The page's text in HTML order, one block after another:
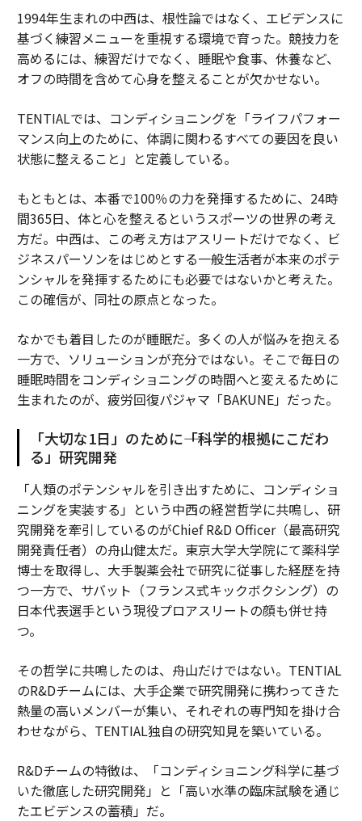
1994年生まれの中西は、根性論ではなく、エビデンスに
基づく練習メニューを重視する環境で育った。競技力を
高めるには、練習だけでなく、睡眠や食事、休養など、
オフの時間を含めて心身を整えることが欠かせない。
TENTIALでは、コンディショニングを「ライフパフォー
マンス向上のために、体調に関わるすべての要因を良い
状態に整えること」と定義している。
もともとは、本番で100％の力を発揮するために、24時
間365日、体と心を整えるというスポーツの世界の考え
方だ。中西は、この考え方はアスリートだけでなく、ビ
ジネスパーソンをはじめとする一般生活者が本来のポテ
ンシャルを発揮するためにも必要ではないかと考えた。
この確信が、同社の原点となった。
なかでも着目したのが睡眠だ。多くの人が悩みを抱える
一方で、ソリューションが充分ではない。そこで毎日の
睡眠時間をコンディショニングの時間へと変えるために
生まれたのが、疲労回復パジャマ「BAKUNE」だった。
「大切な1日」のために――「科学的根拠にこだわ
る」研究開発
「人類のポテンシャルを引き出すために、コンディショ
ニングを実装する」という中西の経営哲学に共鳴し、研
究開発を牽引しているのがChief R&D Officer（最高研究
開発責任者）の舟山健太だ。東京大学大学院にて薬科学
博士を取得し、大手製薬会社で研究に従事した経歴を持
つ一方で、サバット（フランス式キックボクシング）の
日本代表選手という現役プロアスリートの顔も併せ持
つ。
その哲学に共鳴したのは、舟山だけではない。TENTIAL
のR&Dチームには、大手企業で研究開発に携わってきた
熱量の高いメンバーが集い、それぞれの専門知を掛け合
わせながら、TENTIAL独自の研究知見を築いている。
R&Dチームの特徴は、「コンディショニング科学に基づ
いた徹底した研究開発」と「高い水準の臨床試験を通じ
たエビデンスの蓄積」だ。